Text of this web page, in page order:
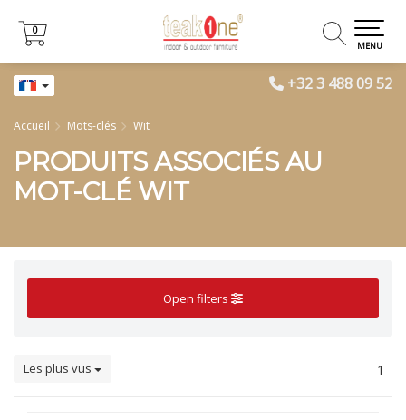
+32 3 488 09 52
0
0
MENU
Accueil Mots-clés Wit
PRODUITS ASSOCIÉS AU
MOT-CLÉ WIT
Open filters
Les plus vus 1